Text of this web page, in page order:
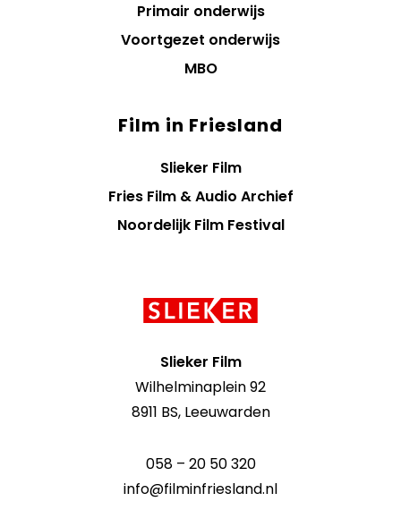
Primair onderwijs
Voortgezet onderwijs
MBO
Film in Friesland
Slieker Film
Fries Film & Audio Archief
Noordelijk Film Festival
Slieker Film
Wilhelminaplein 92
8911 BS, Leeuwarden
058 – 20 50 320
info@filminfriesland.nl